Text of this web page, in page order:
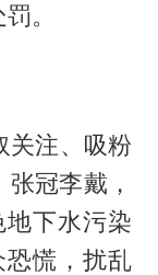
。
关注、吸粉
冠李戴，
下水污染
恐慌，扰乱